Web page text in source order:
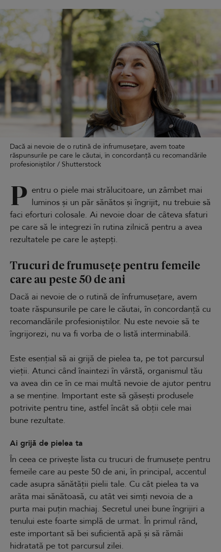
Dacă ai nevoie de o rutină de înfrumusețare, avem toate
răspunsurile pe care le căutai, în concordanță cu recomandările
profesioniștilor / Shutterstock
P entru o piele mai strălucitoare, un zâmbet mai
luminos și un păr sănătos și îngrijit, nu trebuie să
faci eforturi colosale. Ai nevoie doar de câteva sfaturi
pe care să le integrezi în rutina zilnică pentru a avea
rezultatele pe care le aștepți.
Trucuri de frumusețe pentru femeile
care au peste 50 de ani
Dacă ai nevoie de o rutină de înfrumusețare, avem
toate răspunsurile pe care le căutai, în concordanță cu
recomandările profesioniștilor. Nu este nevoie să te
îngrijorezi, nu va fi vorba de o listă interminabilă.
Este esențial să ai grijă de pielea ta, pe tot parcursul
vieții. Atunci când înaintezi în vârstă, organismul tău
va avea din ce în ce mai multă nevoie de ajutor pentru
a se menține. Important este să găsești produsele
potrivite pentru tine, astfel încât să obții cele mai
bune rezultate.
Ai grijă de pielea ta
În ceea ce privește lista cu trucuri de frumusețe pentru
femeile care au peste 50 de ani, în principal, accentul
cade asupra sănătății pielii tale. Cu cât pielea ta va
arăta mai sănătoasă, cu atât vei simți nevoia de a
purta mai puțin machiaj. Secretul unei bune îngrijiri a
tenului este foarte simplă de urmat. În primul rând,
este important să bei suficientă apă și să rămâi
hidratată pe tot parcursul zilei.